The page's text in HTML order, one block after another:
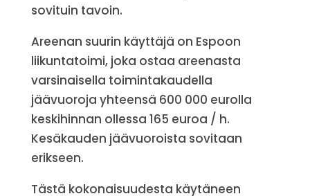
sovituin tavoin.
Areenan suurin käyttäjä on Espoon
liikuntatoimi, joka ostaa areenasta
varsinaisella toimintakaudella
jäävuoroja yhteensä 600 000 eurolla
keskihinnan ollessa 165 euroa / h.
Kesäkauden jäävuoroista sovitaan
erikseen.
Tästä kokonaisuudesta käytäneen